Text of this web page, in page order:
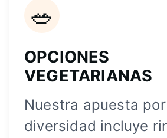
🥗
OPCIONES
VEGETARIANAS
Nuestra apuesta
diversidad incluye